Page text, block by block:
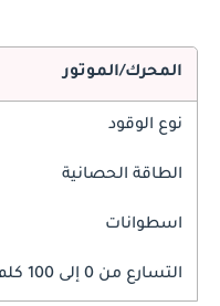
المحرك/الموتور
نوع الوقود
الطاقة الحصانية
اسطوانات
التسارع من 0 إلى 100 كلم بالساعة